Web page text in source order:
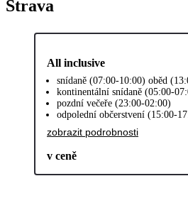
Strava
All inclusive
snídaně (07:00-10:00) oběd
kontinentální snídaně (05:00-
pozdní večeře (23:00-02:00)
odpolední občerstvení (15:00-
zobrazit podrobnosti
v ceně